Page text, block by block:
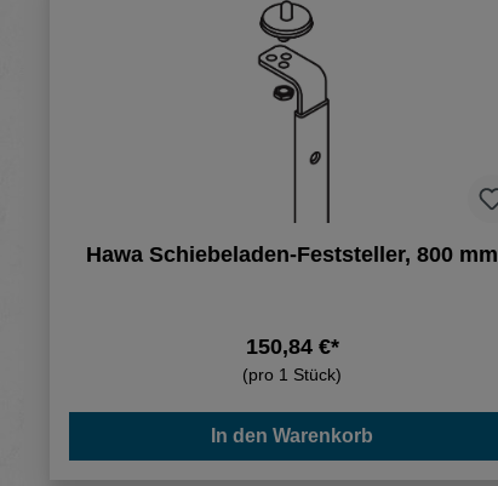
Hawa Schiebeladen-Feststeller, 800 mm
150,84 €*
(pro 1 Stück)
In den Warenkorb